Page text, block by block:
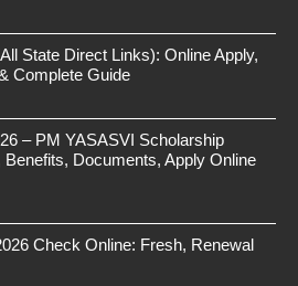
(All State Direct Links): Online Apply,
Complete Guide
– PM YASASVI Scholarship
Benefits, Documents, Apply Online
Check Online: Fresh, Renewal